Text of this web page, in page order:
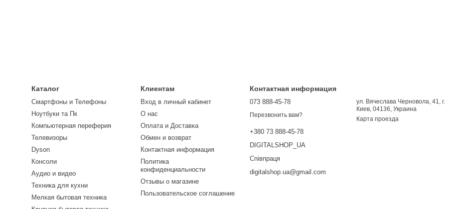
Каталог
Смартфоны и Телефоны
Ноутбуки та Пк
Компьютерная переферия
Телевизоры
Dyson
Консоли
Аудио и видео
Техника для кухни
Мелкая бытовая техника
Клиентам
Вход в личный кабинет
О нас
Оплата и Доставка
Обмен и возврат
Контактная информация
Политика
конфиденциальности
Отзывы о магазине
Пользовательское соглашение
Контактная информация
073 888-45-78
Перезвонить вам?
+380 73 888-45-78
DIGITALSHOP_UA
Співпраця
digitalshop.ua@gmail.com
ул. Вячеслава Черновола, 41, г.
Киев, 04136, Украина
Карта проезда